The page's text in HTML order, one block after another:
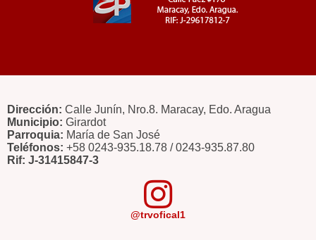
Dirección: Calle Junín, Nro.8. Maracay, Edo. Aragua
Municipio: Girardot
Parroquia: María de San José
Teléfonos: +58 0243-935.18.78 / 0243-935.87.80
Rif: J-31415847-3
@trvofical1